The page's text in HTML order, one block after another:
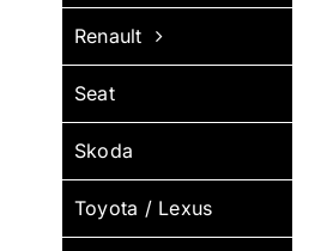
Renault
Seat
Skoda
Toyota / Lexus